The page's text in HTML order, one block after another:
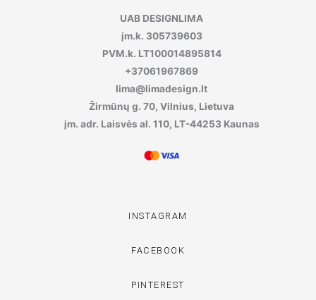
UAB DESIGNLIMA
įm.k. 305739603
PVM.k. LT100014895814
+37061967869
lima@limadesign.lt
Žirmūnų g. 70, Vilnius, Lietuva
įm. adr. Laisvės al. 110, LT-44253 Kaunas
INSTAGRAM
FACEBOOK
PINTEREST